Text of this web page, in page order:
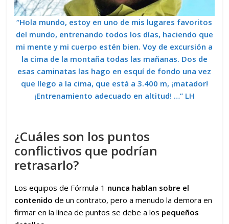
“Hola mundo, estoy en uno de mis lugares favoritos
del mundo, entrenando todos los días, haciendo que
mi mente y mi cuerpo estén bien. Voy de excursión a
la cima de la montaña todas las mañanas. Dos de
esas caminatas las hago en esquí de fondo una vez
que llego a la cima, que está a 3.400 m, ¡matador!
¡Entrenamiento adecuado en altitud! …” LH
¿Cuáles son los puntos
conflictivos que podrían
retrasarlo?
Los equipos de Fórmula 1 nunca hablan sobre el
contenido de un contrato, pero a menudo la demora en
firmar en la línea de puntos se debe a los pequeños